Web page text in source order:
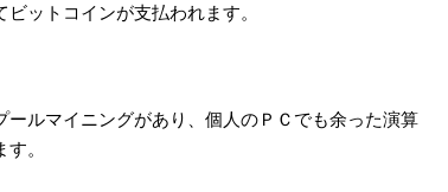
ットコインが支払われます。
ルマイニングがあり、個人のＰＣでも余った演算
。